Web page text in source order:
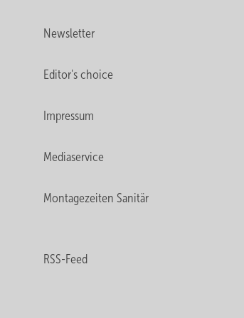
Newsletter
Editor's choice
Impressum
Mediaservice
Montagezeiten Sanitär
RSS-Feed